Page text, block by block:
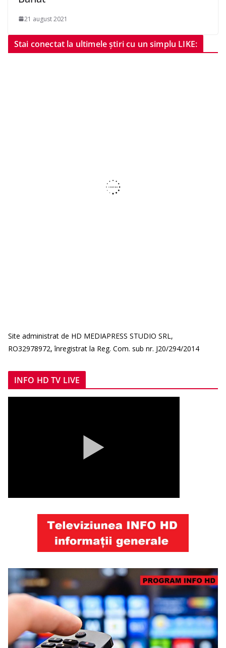
21 august 2021
Stai conectat la ultimele știri cu un simplu LIKE:
Site administrat de HD MEDIAPRESS STUDIO SRL,
RO32978972, înregistrat la Reg. Com. sub nr. J20/294/2014
INFO HD TV LIVE